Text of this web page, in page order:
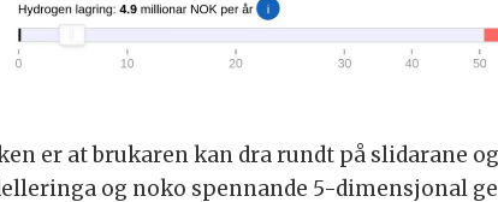
er at brukaren kan dra rundt på slidarane
og noko spennande 5-dimensjonal